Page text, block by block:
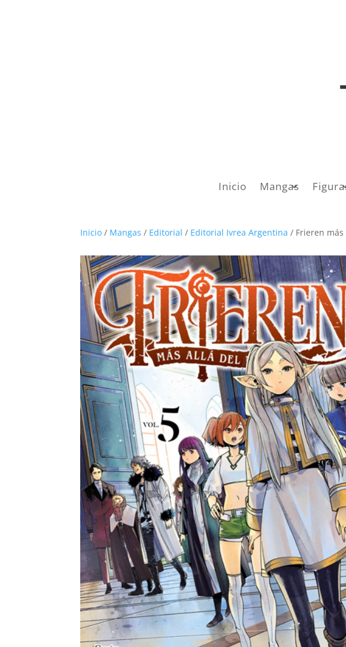
Inicio Mangas
Inicio / Mangas / Editorial / Editorial Ivrea Argentina / Frieren